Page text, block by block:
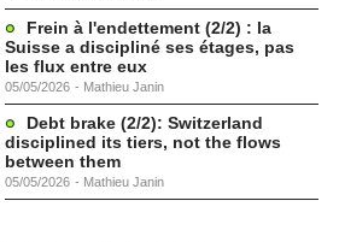
Frein à l'endettement (2/2) : la
Suisse a discipliné ses étages, pas
les flux entre eux
05/05/2026 - Mathieu Janin
Debt brake (2/2): Switzerland
disciplined its tiers, not the flows
between them
05/05/2026 - Mathieu Janin